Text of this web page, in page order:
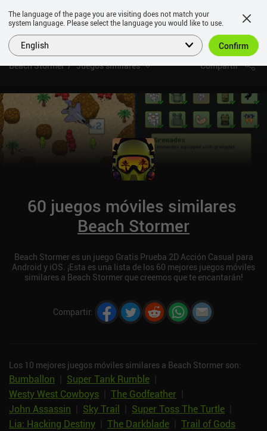
Beach Stormer Juegos similares Compartir
60 juegos móviles similares
Beach Stormer
Beach Stormer es un juego Gratis Prueba 2D Acción Casual para
Android y iOS. ¡Esta es una lista de los 60 mejores juegos móviles
similares a Beach Stormer que creemos que te encantarán!
Compartir:
Los 10 mejores juegos móviles similares a Beach Stormer son:
Bumballon Super Tank Rumble
Westy West Cowboys
The Godfeather
John Assassin
Sky Trail Suрer Toss The Turtle
Lia: Hacking Destiny
The Darkblade Trail of Gods
The language of the page you are visiting does not match your
system language. Please select the language you would like to use.
English Confirm